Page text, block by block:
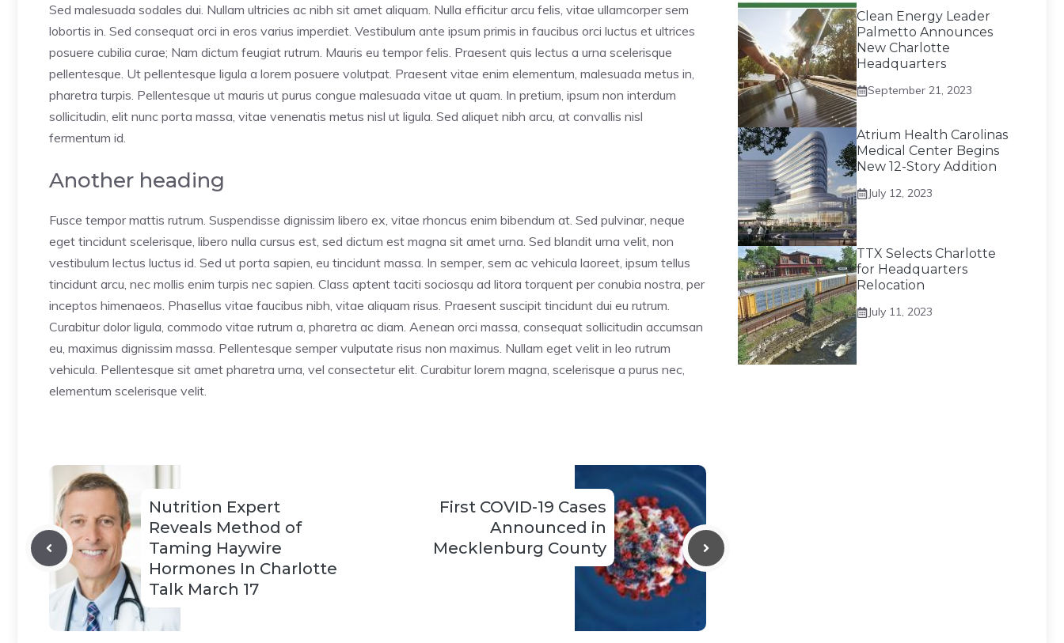
Sed malesuada sodales dui. Nullam ultricies ac nibh sit amet aliquam. Nulla efficitur arcu felis, vitae ullamcorper sem
lobortis in. Sed consequat orci in eros varius imperdiet. Vestibulum ante ipsum primis in faucibus orci luctus et ultrices
posuere cubilia curae; Nam dictum feugiat rutrum. Mauris eu tempor felis. Praesent quis lectus a urna scelerisque
pellentesque. Ut pellentesque ligula a lorem posuere volutpat. Praesent vitae enim elementum, malesuada metus in,
pharetra turpis. Pellentesque ut mauris ut purus congue malesuada vitae ut quam. In pretium, ipsum non interdum
sollicitudin, elit nunc porta massa, vitae venenatis metus nisl ut ligula. Sed aliquet nibh arcu, at convallis nisl
fermentum id.
Another heading
Fusce tempor mattis rutrum. Suspendisse dignissim libero ex, vitae rhoncus enim bibendum at. Sed pulvinar, neque
eget tincidunt scelerisque, libero nulla cursus est, sed dictum est magna sit amet urna. Sed blandit urna velit, non
vestibulum lectus luctus id. Sed ut porta sapien, eu tincidunt massa. In semper, sem ac vehicula laoreet, ipsum tellus
tincidunt arcu, nec mollis enim turpis nec sapien. Class aptent taciti sociosqu ad litora torquent per conubia nostra, per
inceptos himenaeos. Phasellus vitae faucibus nibh, vitae aliquam risus. Praesent suscipit tincidunt dui eu rutrum.
Curabitur dolor ligula, commodo vitae rutrum a, pharetra ac diam. Aenean orci massa, consequat sollicitudin accumsan
eu, maximus dignissim massa. Pellentesque semper vulputate risus non maximus. Nullam eget velit in leo rutrum
vehicula. Pellentesque sit amet pharetra urna, vel consectetur elit. Curabitur lorem magna, scelerisque a purus nec,
elementum scelerisque velit.
Nutrition Expert
Reveals Method of
Taming Haywire
Hormones In Charlotte
Talk March 17
First COVID-19 Cases
Announced in
Mecklenburg County
Clean Energy Leader
Palmetto Announces
New Charlotte
Headquarters
September 21, 2023
Atrium Health Carolinas
Medical Center Begins
New 12-Story Addition
July 12, 2023
TTX Selects Charlotte
for Headquarters
Relocation
July 11, 2023